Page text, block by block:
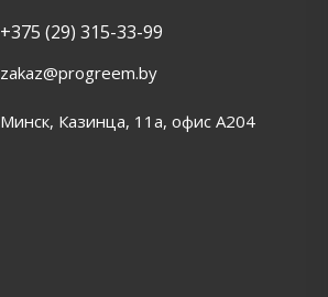
+375 (29) 315-33-99
zakaz@progreem.by
Минск, Казинца, 11а, офис А204